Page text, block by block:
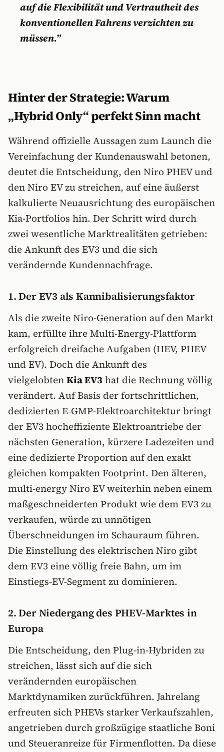
auf die Flexibilität und Vertrautheit des
konventionellen Fahrens verzichten zu
müssen.”
Hinter der Strategie: Warum
„Hybrid Only“ perfekt Sinn macht
Während offizielle Aussagen zum Launch die
Vereinfachung der Kundenauswahl betonen,
deutet die Entscheidung, den Niro PHEV und
den Niro EV zu streichen, auf eine äußerst
kalkulierte Neuausrichtung des europäischen
Kia-Portfolios hin. Der Schritt wird durch
zwei wesentliche Marktrealitäten getrieben:
die Ankunft des EV3 und die sich
verändernde Kundennachfrage.
1. Der EV3 als Kannibalisierungsfaktor
Als die zweite Niro-Generation auf den Markt
kam, erfüllte ihre Multi-Energy-Plattform
erfolgreich dreifache Aufgaben (HEV, PHEV
und EV). Doch die Ankunft des
vielgelobtenKia EV3 hat die Rechnung völlig
verändert. Auf Basis der fortschrittlichen,
dedizierten E‑GMP-Elektroarchitektur bringt
der EV3 hocheffiziente Elektroantriebe der
nächsten Generation, kürzere Ladezeiten und
eine dedizierte Proportion auf den exakt
gleichen kompakten Footprint. Den älteren,
multi-energy Niro EV weiterhin neben einem
maßgeschneiderten Produkt wie dem EV3 zu
verkaufen, würde zu unnötigen
Überschneidungen im Schauraum führen.
Die Einstellung des elektrischen Niro gibt
dem EV3 eine völlig freie Bahn, um im
Einstiegs-EV-Segment zu dominieren.
2. Der Niedergang des PHEV-Marktes in
Europa
Die Entscheidung, den Plug-in-Hybriden zu
streichen, lässt sich auf die sich
verändernden europäischen
Marktdynamiken zurückführen. Jahrelang
erfreuten sich PHEVs starker Verkaufszahlen,
angetrieben durch großzügige staatliche Boni
und Steueranreize für Firmenflotten. Da diese